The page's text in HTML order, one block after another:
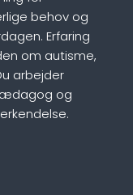
behov og
Erfaring
om autisme,
arbejder
og